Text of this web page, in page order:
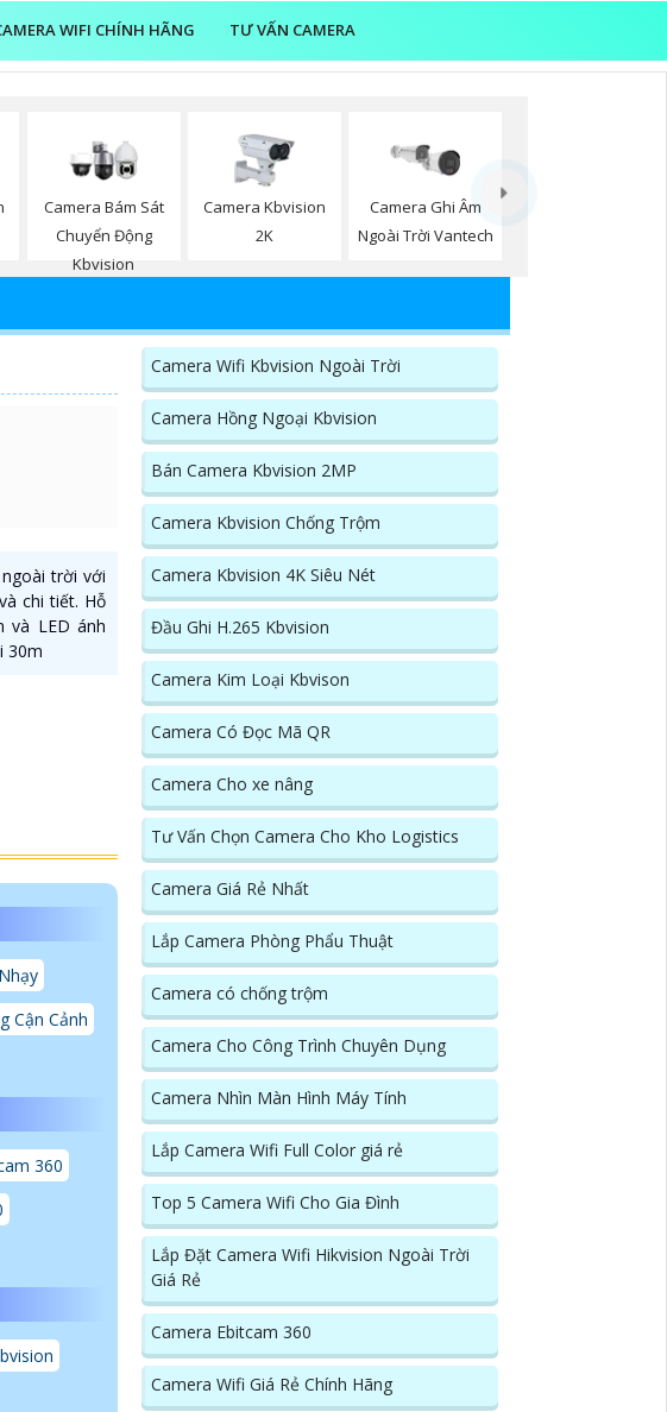
WIFI CHÍNH HÃNG TƯ VẤN CAMERA
Camera Bám Sát
Chuyển Động
Kbvision
Camera Kbvision
2K
Camera Ghi Âm
Ngoài Trời Vantech
trời với
chi tiết. Hỗ
và LED ánh
30m
Cận Cảnh
360
Camera Wifi Kbvision Ngoài Trời
Camera Hồng Ngoại Kbvision
Bán Camera Kbvision 2MP
Camera Kbvision Chống Trộm
Camera Kbvision 4K Siêu Nét
Đầu Ghi H.265 Kbvision
Camera Kim Loại Kbvison
Camera Có Đọc Mã QR
Camera Cho xe nâng
Tư Vấn Chọn Camera Cho Kho Logistics
Camera Giá Rẻ Nhất
Lắp Camera Phòng Phẩu Thuật
Camera có chống trộm
Camera Cho Công Trình Chuyên Dụng
Camera Nhìn Màn Hình Máy Tính
Lắp Camera Wifi Full Color giá rẻ
Top 5 Camera Wifi Cho Gia Đình
Lắp Đặt Camera Wifi Hikvision Ngoài Trời
Giá Rẻ
Camera Ebitcam 360
Camera Wifi Giá Rẻ Chính Hãng